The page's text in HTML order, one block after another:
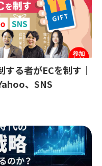
る者がECを制す｜
、SNS